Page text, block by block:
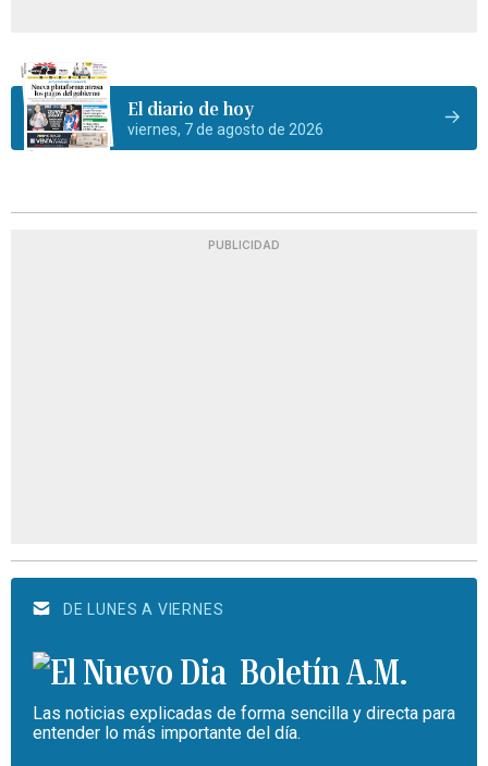
El diario de hoy
viernes, 7 de agosto de 2026
PUBLICIDAD
DE LUNES A VIERNES
Boletín A.M.
Las noticias explicadas de forma sencilla y directa para
entender lo más importante del día.